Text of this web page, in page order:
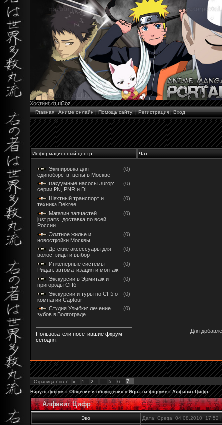
Хостинг отuCoz
Главная|Аниме онлайн|Помощь сайту!|Регистрация|Вход
Информационный центр: Чат:
Экипировка для
единоборств: цены в Москве
(0)
Вакуумные насосы Jurop:
серии PN, PNR и DL
(0)
Шахтный транспорт и
техника Dekree
(0)
Магазин запчастей
just.parts: доставка по всей
России
(0)
Элитное жилье и
новостройки Москвы
(0)
Детские аксессуары для
волос: виды и выбор
(0)
Инженерные системы
Ридан: автоматизация и монтаж
(0)
Экскурсии в Эрмитаж и
пригороды СПб
(0)
Экскурсии и туры по СПб от
компании Captour
(0)
Студия Улыбки: лечение
зубов в Волгограде
(0)
Пользователи посетившие форум
сегодня:
Для
Страница 7 из 7 « 1 2 5 6 7
Наруто форум » Общение и обсуждения » Игры на форуме » Алфавит Цифр
Алфавит Цифр
Эко Дата: Среда, 04.08.2010,